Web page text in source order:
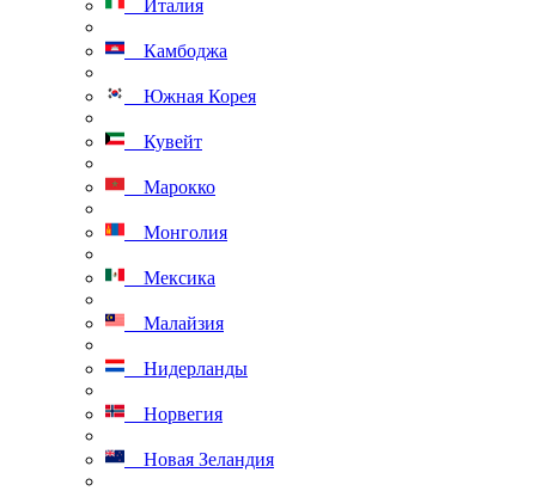
Италия
Камбоджа
Южная Корея
Кувейт
Марокко
Монголия
Мексика
Малайзия
Нидерланды
Норвегия
Новая Зеландия